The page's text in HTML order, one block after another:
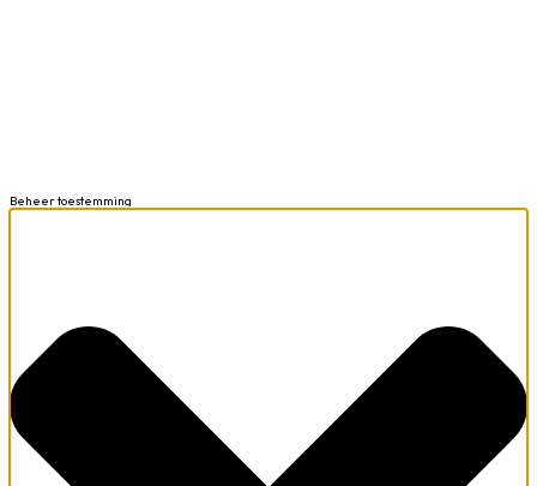
Beheer toestemming